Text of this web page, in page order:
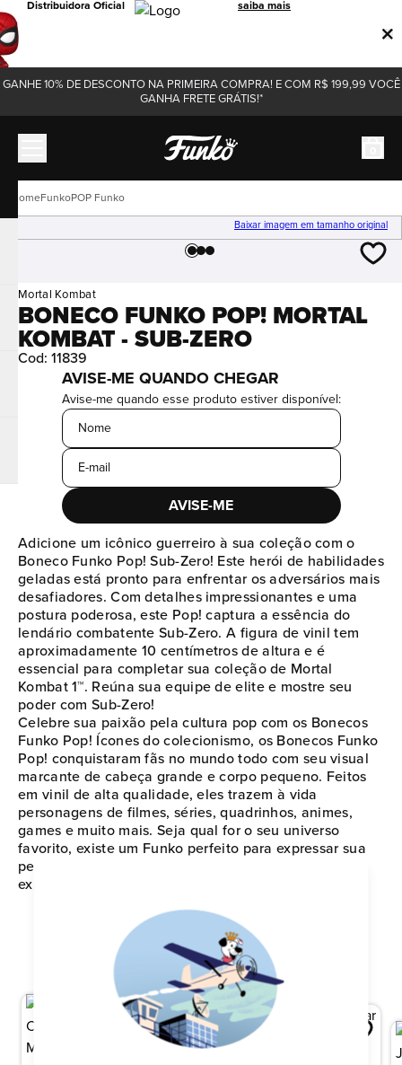
Distribuidora Oficial saiba mais
GANHE 10% DE DESCONTO NA PRIMEIRA COMPRA! E COM R$ 199,99 VOCÊ
GANHA FRETE GRÁTIS!*
FunkoPOP Funko
Baixar imagem em tamanho original
Mortal Kombat
BONECO FUNKO POP! MORTAL
KOMBAT - SUB-ZERO
Cod: 11839
AVISE-ME QUANDO CHEGAR
Avise-me quando esse produto estiver disponível:
Nome
E-mail
AVISE-ME
Adicione um icônico guerreiro à sua coleção com o
Boneco Funko Pop! Sub-Zero! Este herói de habilidades
geladas está pronto para enfrentar os adversários mais
desafiadores. Com detalhes impressionantes e uma
postura poderosa, este Pop! captura a essência do
lendário combatente Sub-Zero. A figura de vinil tem
aproximadamente 10 centímetros de altura e é
essencial para completar sua coleção de Mortal
Kombat 1™. Reúna sua equipe de elite e mostre seu
poder com Sub-Zero!
Celebre sua paixão pela cultura pop com os Bonecos
Funko Pop! Ícones do colecionismo, os Bonecos Funko
Pop! conquistaram fãs no mundo todo com seu visual
marcante de cabeça grande e corpo pequeno. Feitos
em vinil de alta qualidade, eles trazem à vida
personagens de filmes, séries, quadrinhos, animes,
games e muito mais. Seja qual for o seu universo
favorito, existe um Funko perfeito para expressar sua
personalidade e paixão pela cultura pop. Comece ou
expanda sua coleção agora mesmo!
QUEM VIU ISTO, TAMBÉM VIU